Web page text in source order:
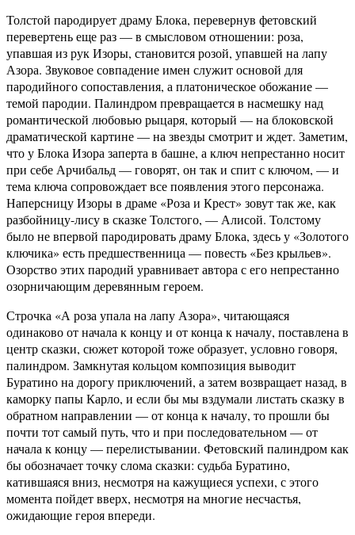
Толстой пародирует драму Блока, перевернув фетовский
перевертень еще раз — в смысловом отношении: роза,
упавшая из рук Изоры, становится розой, упавшей на лапу
Азора. Звуковое совпадение имен служит основой для
пародийного сопоставления, а платоническое обожание —
темой пародии. Палиндром превращается в насмешку над
романтической любовью рыцаря, который — на блоковской
драматической картине — на звезды смотрит и ждет. Заметим,
что у Блока Изора заперта в башне, а ключ непрестанно носит
при себе Арчибальд — говорят, он так и спит с ключом, — и
тема ключа сопровождает все появления этого персонажа.
Наперсницу Изоры в драме «Роза и Крест» зовут так же, как
разбойницу-лису в сказке Толстого, — Алисой. Толстому
было не впервой пародировать драму Блока, здесь у «Золотого
ключика» есть предшественница — повесть «Без крыльев».
Озорство этих пародий уравнивает автора с его непрестанно
озорничающим деревянным героем.
Строчка «А роза упала на лапу Азора», читающаяся
одинаково от начала к концу и от конца к началу, поставлена в
центр сказки, сюжет которой тоже образует, условно говоря,
палиндром. Замкнутая кольцом композиция выводит
Буратино на дорогу приключений, а затем возвращает назад, в
каморку папы Карло, и если бы мы вздумали листать сказку в
обратном направлении — от конца к началу, то прошли бы
почти тот самый путь, что и при последовательном — от
начала к концу — перелистывании. Фетовский палиндром как
бы обозначает точку слома сказки: судьба Буратино,
катившаяся вниз, несмотря на кажущиеся успехи, с этого
момента пойдет вверх, несмотря на многие несчастья,
ожидающие героя впереди.